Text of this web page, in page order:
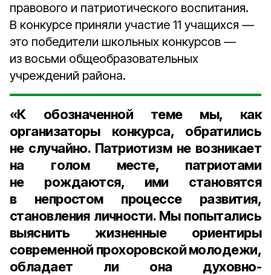
правового и патриотического воспитания.
В конкурсе приняли участие 11 учащихся —
это победители школьных конкурсов —
из восьми общеобразовательных
учреждений района.
«К обозначенной теме мы, как
организаторы конкурса, обратились
не случайно. Патриотизм не возникает
на голом месте, патриотами
не рождаются, ими становятся
в непростом процессе развития,
становления личности. Мы попытались
выяснить жизненные ориентиры
современной прохоровской молодежи,
обладает ли она духовно-